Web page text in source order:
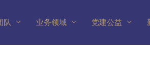
队 业务领域 党建公益